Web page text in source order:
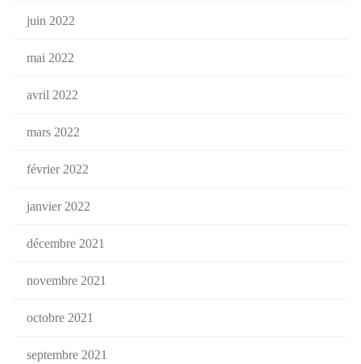
juin 2022
mai 2022
avril 2022
mars 2022
février 2022
janvier 2022
décembre 2021
novembre 2021
octobre 2021
septembre 2021